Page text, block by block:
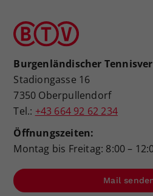
Burgenländischer
Stadiongasse 16
7350 Oberpullendorf
Tel.: +43 664 92 62 234
Öffnungszeiten:
Montag bis Freitag: 8:00 –
Mail